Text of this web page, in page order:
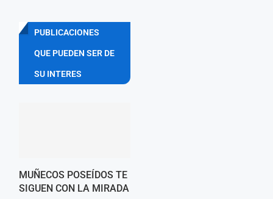
PUBLICACIONES
QUE PUEDEN SER DE
SU INTERES
MUÑECOS POSEÍDOS TE
SIGUEN CON LA MIRADA